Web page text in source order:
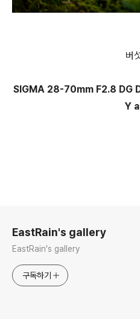
버
SIGMA 28-70mm F2.8 DG
Y
EastRain's gallery
EastRain's gallery
구독하기